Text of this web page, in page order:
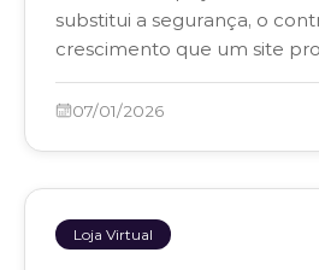
substitui a segurança, o
crescimento que um site
ao negócio.
07/01/2026
Loja Virtual